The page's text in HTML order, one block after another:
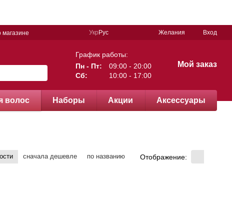
Укр Рус Желания Вход
График работы:
Пн - Пт:
09:00 - 20:00
Сб:
10:00 - 17:00
Мой заказ
волос Наборы Акции Аксессуары
сначала дешевле по названию Отображение: